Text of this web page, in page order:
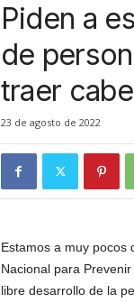
Piden a
de
traer
23 de agosto de 2022
Estamos a muy pocos
Nacional para
libre desarrollo de la